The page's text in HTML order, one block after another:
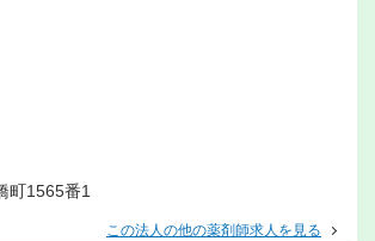
町1565番1
この法人の他の薬剤師求人を見る